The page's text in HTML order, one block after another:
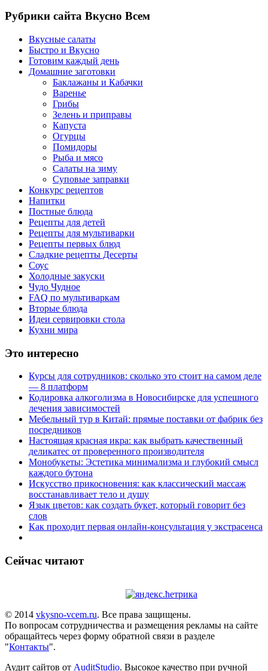
Рубрики сайта Вкусно Всем
Вкусные салаты
Быстро и Вкусно
Готовим каждый день
Домашние заготовки
Баклажаны и Кабачки
Варенье
Грибы
Зелень и приправы
Капуста
Огурцы
Помидоры
Рыба и мясо
Салаты на зиму
Суповые заправки
Конкурс рецептов
Напитки
Постные блюда
Рецепты для детей
Рецепты для мультиварки
Рецепты первых блюд
Сладкие рецепты Десерты
Соус
Холодные закуски
Чудо Чудное
FAQ по мультиваркам
Вторые блюда
Идеи сервировки стола
Кухни мира
Это интересно
Курсы для сотрудников: сколько это стоит на самом деле
— 8 платформ
Кодировка алкоголизма в Новосибирске для успешного
лечения зависимостей
Мебельный тур в Китай: прямые поставки от фабрик без
посредников
Настоящая красная икра: как выбрать качественный
деликатес от проверенного производителя
Монобукеты: Эстетика минимализма и глубокий смысл
каждого бутона
Искусство прикосновения: как классический массаж
восстанавливает тело и душу
Язык цветов: как создать букет, который говорит без
слов
Как проходит первая онлайн-консультация у экстрасенса
Сейчас читают
© 2014 vkysno-vcem.ru. Все права защищены.
По вопросам сотрудничества и размещения рекламы на сайте
обращайтесь через форму обратной связи в разделе
"Контакты".
Аудит сайтов от AuditStudio. Высокое качество при ручной